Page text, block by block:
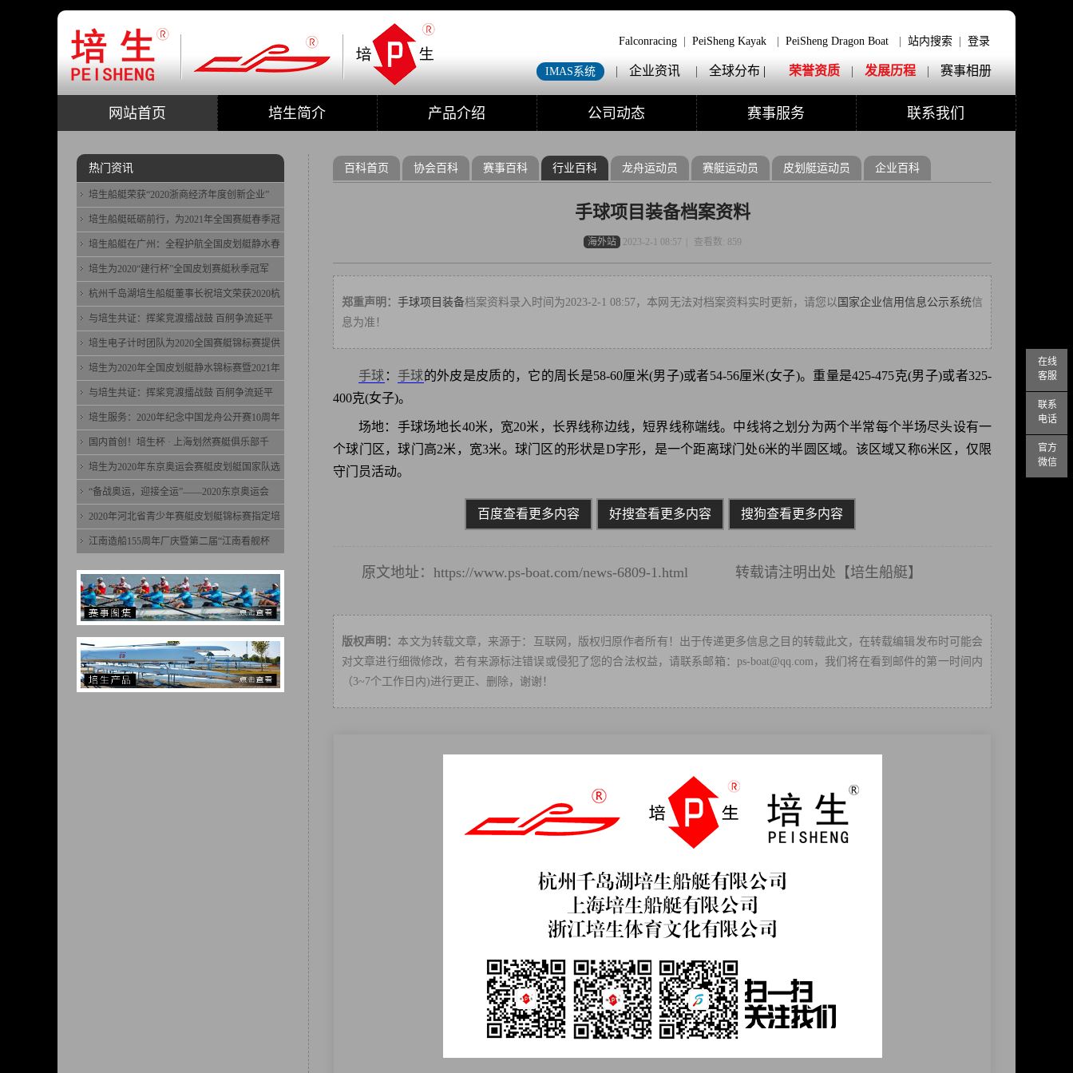
在线
客服
联系
电话
官方
微信
Falconracing PeiSheng Kayak PeiSheng Dragon Boat 站内搜索 登录
IMAS系统 | 企业资讯 | 全球分布 | 荣誉资质 | 发展历程 | 赛事相册
网站首页 培生简介 产品介绍 公司动态 赛事服务 联系我们
百科首页 协会百科 赛事百科 行业百科 龙舟运动员 赛艇运动员 皮划艇运动员 企业百科
手球项目装备档案资料
海外站 2023-2-1 08:57 查看数: 859
郑重声明：手球项目装备档案资料录入时间为2023-2-1 08:57，本网无法对档案资料实时更新，请您以 国家企业信用信息公示系统信
息为准！
手球 ： 手球的外皮是皮质的，它的周长是58-60厘米(男子)或者54-56厘米(女子)。重量是425-475克(男子)或者325-
400克(女子)。
场地：手球场地长40米，宽20米，长界线称边线，短界线称端线。中线将之划分为两个半常每个半场尽头设有一
个球门区，球门高2米，宽3米。球门区的形状是D字形，是一个距离球门处6米的半圆区域。该区域又称6米区，仅限
守门员活动。
百度查看更多内容 好搜查看更多内容 搜狗查看更多内容
原文地址： https://www.ps-boat.com/news-6809-1.html 转载请注明出处【培生船艇】
版权声明： 本文为转载文章，来源于：互联网，版权归原作者所有！出于传递更多信息之目的转载此文，在转载编辑发布时可能会
对文章进行细微修改，若有来源标注错误或侵犯了您的合法权益，请联系邮箱：ps-boat@qq.com，我们将在看到邮件的第一时间内
（3~7个工作日内)进行更正、删除，谢谢！
热门资讯
培生船艇荣获“2020浙商经济年度创新企业”
培生船艇砥砺前行，为2021年全国赛艇春季冠
培生船艇在广州：全程护航全国皮划艇静水春
培生为2020“建行杯”全国皮划赛艇秋季冠军
杭州千岛湖培生船艇董事长祝培文荣获2020杭
与培生共证：挥桨竞渡擂战鼓 百舸争流延平
培生电子计时团队为2020全国赛艇锦标赛提供
培生为2020年全国皮划艇静水锦标赛暨2021年
与培生共证：挥桨竞渡擂战鼓 百舸争流延平
培生服务：2020年纪念中国龙舟公开赛10周年
国内首创！培生杯 · 上海划然赛艇俱乐部千
培生为2020年东京奥运会赛艇皮划艇国家队选
“备战奥运，迎接全运”——2020东京奥运会
2020年河北省青少年赛艇皮划艇锦标赛指定培
江南造船155周年厂庆暨第二届“江南看舰杯